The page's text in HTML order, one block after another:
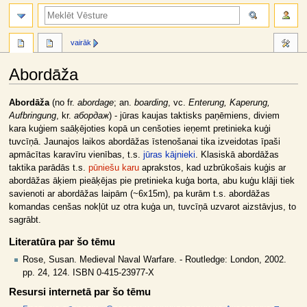
Abordāža
Jump
to
navigation
Jump
to
search
Abordāža(no fr. abordage; an. boarding, vc. Enterung, Kaperung,
Aufbringung, kr. абордаж) - jūras kaujas taktisks paņēmiens, diviem
kara kuģiem saāķējoties kopā un cenšoties ieņemt pretinieka kuģi
tuvcīņā. Jaunajos laikos abordāžas īstenošanai tika izveidotas īpaši
apmācītas karavīru vienības, t.s. jūras kājnieki . Klasiskā abordāžas
taktika parādās t.s. pūniešu karuaprakstos, kad uzbrūkošais kuģis ar
abordāžas āķiem pieāķējas pie pretinieka kuģa borta, abu kuģu klāji tiek
savienoti ar abordāžas laipām (~6x15m), pa kurām t.s. abordāžas
komandas cenšas nokļūt uz otra kuģa un, tuvcīņā uzvarot aizstāvjus, to
sagrābt.
Literatūra par šo tēmu
Rose, Susan. Medieval Naval Warfare. - Routledge: London, 2002.
pp. 24, 124. ISBN 0-415-23977-X
Resursi internetā par šo tēmu
vairāk
meklēt